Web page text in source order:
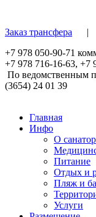
Заказ трансфера
+7 978 050-90-71
+7 978 716-16-63, +7
По ведомственным
(3654) 24 01 39
Главная
Инфо
О
Питание
Отдых и
Пляж и
Услуги